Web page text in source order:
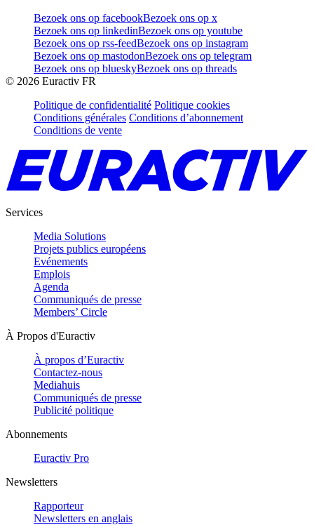
Bezoek ons op facebookBezoek ons op x
Bezoek ons op linkedinBezoek ons op youtube
Bezoek ons op rss-feedBezoek ons op instagram
Bezoek ons op mastodonBezoek ons op telegram
Bezoek ons op blueskyBezoek ons op threads
© 2026 Euractiv FR
Politique de confidentialité Politique cookies
Conditions générales Conditions d’abonnement
Conditions de vente
Services
Media Solutions
Projets publics européens
Evénements
Emplois
Agenda
Communiqués de presse
Members’ Circle
À Propos d'Euractiv
À propos d’Euractiv
Contactez-nous
Mediahuis
Communiqués de presse
Publicité politique
Abonnements
Euractiv Pro
Newsletters
Rapporteur
Newsletters en anglais